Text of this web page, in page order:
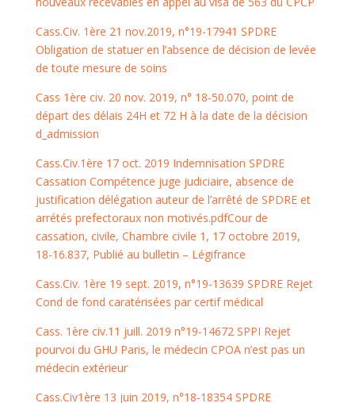
Cass.Civ. 1ère 21 nov.2019, n°19-17941 SPDRE
Obligation de statuer en l’absence de décision de levée
de toute mesure de soins
Cass 1ère civ. 20 nov. 2019, n° 18-50.070, point de
départ des délais 24H et 72 H à la date de la décision
d_admission
Cass.Civ.1ère 17 oct. 2019 Indemnisation SPDRE
Cassation Compétence juge judiciaire, absence de
justification délégation auteur de l’arrêté de SPDRE et
arrétés prefectoraux non motivés.pdfCour de
cassation, civile, Chambre civile 1, 17 octobre 2019,
18-16.837, Publié au bulletin – Légifrance
Cass.Civ. 1ère 19 sept. 2019, n°19-13639 SPDRE Rejet
Cond de fond caratérisées par certif médical
Cass. 1ère civ.11 juill. 2019 n°19-14672 SPPI Rejet
pourvoi du GHU Paris, le médecin CPOA n’est pas un
médecin extérieur
Cass.Civ1ère 13 juin 2019, n°18-18354 SPDRE